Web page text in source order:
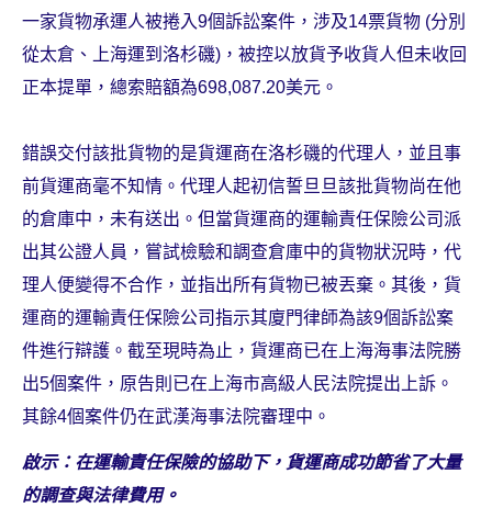
一家貨物承運人被捲入9個訴訟案件，涉及14票貨物 (分別
從太倉、上海運到洛杉磯)，被控以放貨予收貨人但未收回
正本提單，總索賠額為698,087.20美元。
錯誤交付該批貨物的是貨運商在洛杉磯的代理人，並且事
前貨運商毫不知情。代理人起初信誓旦旦該批貨物尚在他
的倉庫中，未有送出。但當貨運商的運輸責任保險公司派
出其公證人員，嘗試檢驗和調查倉庫中的貨物狀況時，代
理人便變得不合作，並指出所有貨物已被丟棄。其後，貨
運商的運輸責任保險公司指示其廈門律師為該9個訴訟案
件進行辯護。截至現時為止，貨運商已在上海海事法院勝
出5個案件，原告則已在上海市高級人民法院提出上訴。
其餘4個案件仍在武漢海事法院審理中。
啟示：在運輸責任保險的協助下，貨運商成功節省了大量
的調查與法律費用。